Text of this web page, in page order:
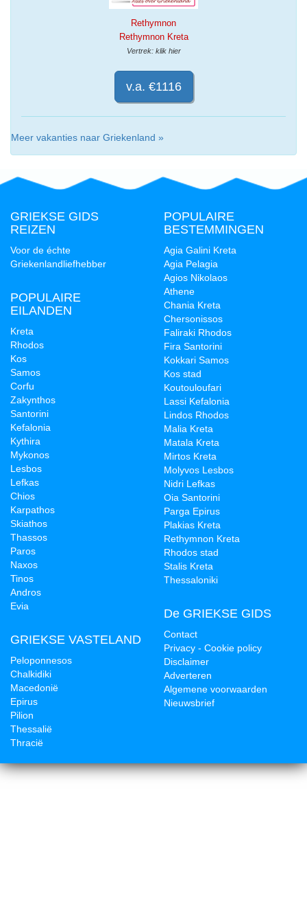
Rethymnon
Rethymnon Kreta
Vertrek: klik hier
v.a. €1116
Meer vakanties naar Griekenland »
GRIEKSE GIDS
REIZEN
Voor de échte
Griekenlandliefhebber
POPULAIRE
EILANDEN
Kreta
Rhodos
Kos
Samos
Corfu
Zakynthos
Santorini
Kefalonia
Kythira
Mykonos
Lesbos
Lefkas
Chios
Karpathos
Skiathos
Thassos
Paros
Naxos
Tinos
Andros
Evia
GRIEKSE VASTELAND
Peloponnesos
Chalkidiki
Macedonië
Epirus
Pilion
Thessalië
Thracië
POPULAIRE
BESTEMMINGEN
Agia Galini Kreta
Agia Pelagia
Agios Nikolaos
Athene
Chania Kreta
Chersonissos
Faliraki Rhodos
Fira Santorini
Kokkari Samos
Kos stad
Koutouloufari
Lassi Kefalonia
Lindos Rhodos
Malia Kreta
Matala Kreta
Mirtos Kreta
Molyvos Lesbos
Nidri Lefkas
Oia Santorini
Parga Epirus
Plakias Kreta
Rethymnon Kreta
Rhodos stad
Stalis Kreta
Thessaloniki
De GRIEKSE GIDS
Contact
Privacy - Cookie policy
Disclaimer
Adverteren
Algemene voorwaarden
Nieuwsbrief